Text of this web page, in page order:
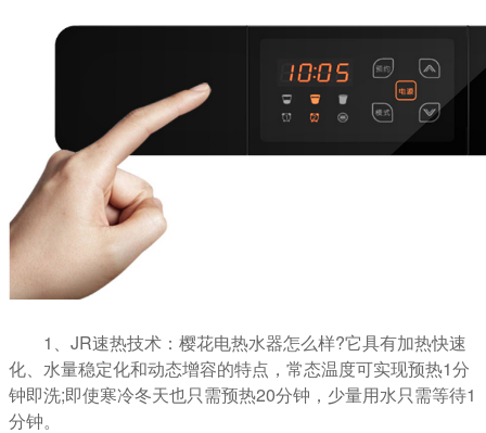
1、JR速热技术：樱花电热水器怎么样?它具有加热快速
化、水量稳定化和动态增容的特点，常态温度可实现预热1分
钟即洗;即使寒冷冬天也只需预热20分钟，少量用水只需等待1
分钟。